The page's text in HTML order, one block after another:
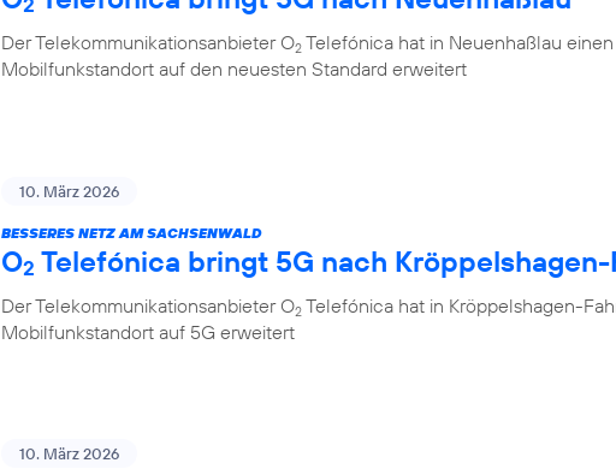
Der Telekommunikationsanbieter O2 Telefónica hat in Neuenhaßlau
Mobilfunkstandort auf den neuesten Standard erweitert
10. März 2026
BESSERES NETZ AM SACHSENWALD
O2 Telefónica bringt 5G nach
Der Telekommunikationsanbieter O2 Telefónica hat in Kröppelshagen-
Mobilfunkstandort auf 5G erweitert
10. März 2026